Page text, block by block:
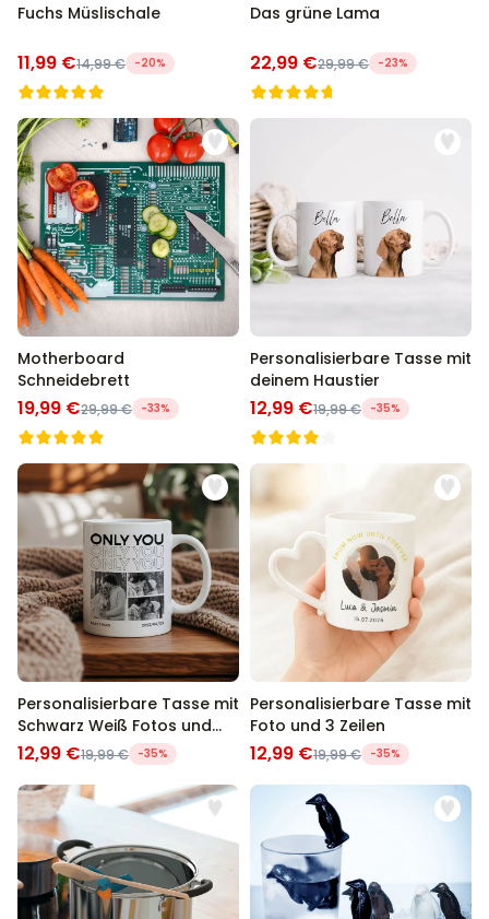
Fuchs Müslischale
11,99 €14,99 € -20%
Das grüne Lama
22,99 €29,99 € -23%
Motherboard
Schneidebrett
19,99 €29,99 € -33%
Personalisierbare Tasse mit
deinem Haustier
12,99 €19,99 € -35%
Personalisierbare Tasse mit
Schwarz Weiß Fotos und
Text
12,99 €19,99 € -35%
Personalisierbare Tasse mit
Foto und 3 Zeilen
12,99 €19,99 € -35%